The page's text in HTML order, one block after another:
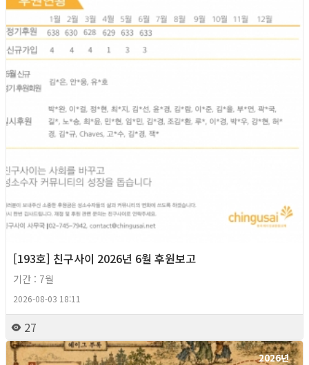
[193호] 친구사이 2026년 6월 후원보고
기간 : 7월
2026-08-03 18:11
27
2026년